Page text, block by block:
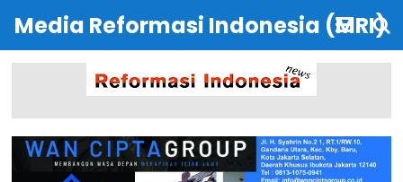
Media Reformasi Indonesia (MRI)